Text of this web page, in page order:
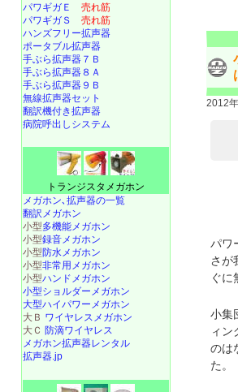
2012
パワ
さが
ぐに
小集
ィン
のは
た。
パワギガＥ 売れ筋
パワギガＳ 売れ筋
ハンズフリー拡声器
ポータブル拡声器
手ぶら拡声器７Ｂ
手ぶら拡声器８Ａ
手ぶら拡声器９Ｂ
無線拡声器セット
翻訳機付き拡声器
病院呼出しシステム
トランジスタメガホン
メガホン､拡声器の一覧
翻訳メガホン
小型多機能メガホン
小型録音メガホン
小型防水メガホン
小型非常用メガホン
小型ハンドメガホン
小型ショルダーメガホン
大型ハイパワーメガホン
大Ｂ ワイヤレスメガホン
大Ｃ 防滴ワイヤレス
メガホン拡声器レンタル
拡声器.jp